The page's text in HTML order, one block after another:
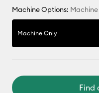
Machine Options:
Machine Only
Find